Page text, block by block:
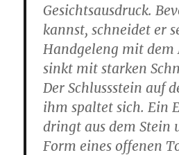
Gesichtsausdruck.
kannst, schneidet er
Handgeleng mit dem
sinkt mit starken
Der Schlussstein auf
ihm spaltet sich. Ein
dringt aus dem Stein
Form eines offenen